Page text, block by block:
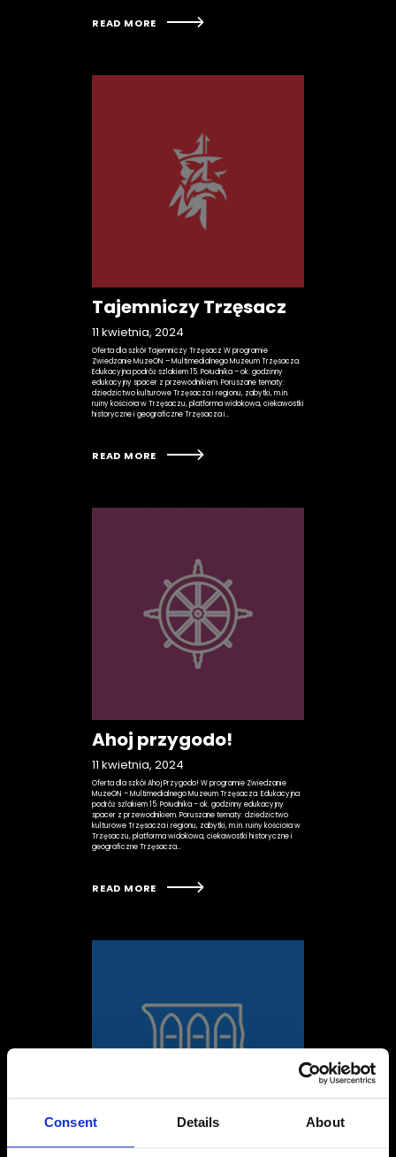
Consent Details About
READ MORE
Tajemniczy Trzęsacz
11 kwietnia, 2024
Oferta dla szkół Tajemniczy Trzęsacz W programie
Zwiedzanie MuzeON – Multimedialnego Muzeum Trzęsacza.
Edukacyjna podróż szlakiem 15. Południka – ok. godzinny
edukacyjny spacer z przewodnikiem. Poruszane tematy:
dziedzictwo kulturowe Trzęsacza i regionu, zabytki, m.in.
ruiny kościoła w Trzęsaczu, platforma widokowa, ciekawostki
historyczne i geograficzne Trzęsacza i…
READ MORE
Ahoj przygodo!
11 kwietnia, 2024
Oferta dla szkół Ahoj Przygodo! W programie Zwiedzanie
MuzeON – Multimedialnego Muzeum Trzęsacza. Edukacyjna
podróż szlakiem 15. Południka – ok. godzinny edukacyjny
spacer z przewodnikiem. Poruszane tematy: dziedzictwo
kulturowe Trzęsacza i regionu, zabytki, m.in. ruiny kościoła w
Trzęsaczu, platforma widokowa, ciekawostki historyczne i
geograficzne Trzęsacza…
READ MORE